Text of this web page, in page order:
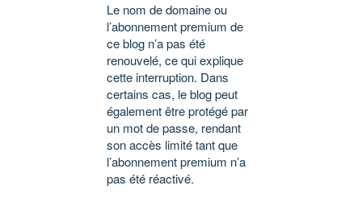
Le nom de domaine ou
l’abonnement premium de
ce blog n’a pas été
renouvelé, ce qui explique
cette interruption. Dans
certains cas, le blog peut
également être protégé par
un mot de passe, rendant
son accès limité tant que
l’abonnement premium n’a
pas été réactivé.